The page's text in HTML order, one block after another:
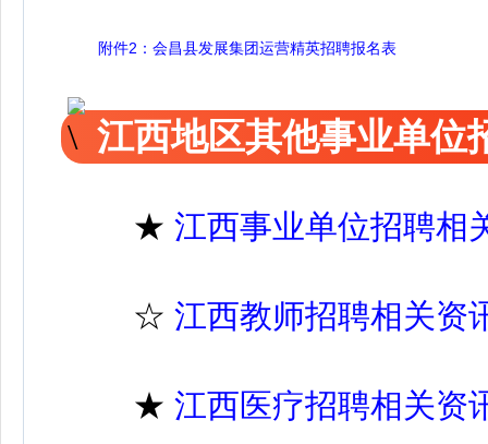
附件2：会昌县发展集团运营精英招聘报名表
江西地区其他事业单位
★ 江西事业单位招聘相
☆ 江西教师招聘相关资
★ 江西医疗招聘相关资